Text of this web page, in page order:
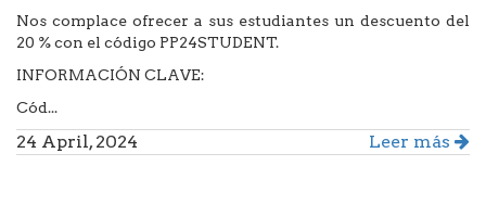
Nos complace ofrecer a sus estudiantes un descuento del
20 % con el código PP24STUDENT.
INFORMACIÓN CLAVE:
Cód...
24 April, 2024 Leer más